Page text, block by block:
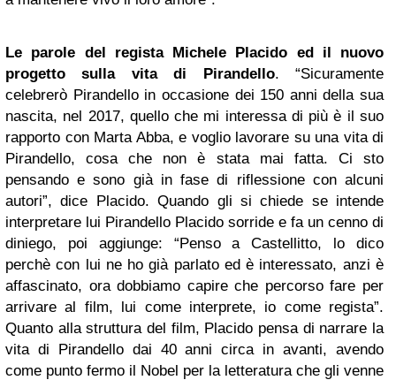
Le parole del regista Michele Placido ed il nuovo
progetto sulla vita di Pirandello. “Sicuramente
celebrerò Pirandello in occasione dei 150 anni della sua
nascita, nel 2017, quello che mi interessa di più è il suo
rapporto con Marta Abba, e voglio lavorare su una vita di
Pirandello, cosa che non è stata mai fatta. Ci sto
pensando e sono già in fase di riflessione con alcuni
autori”, dice Placido. Quando gli si chiede se intende
interpretare lui Pirandello Placido sorride e fa un cenno di
diniego, poi aggiunge: “Penso a Castellitto, lo dico
perchè con lui ne ho già parlato ed è interessato, anzi è
affascinato, ora dobbiamo capire che percorso fare per
arrivare al film, lui come interprete, io come regista”.
Quanto alla struttura del film, Placido pensa di narrare la
vita di Pirandello dai 40 anni circa in avanti, avendo
come punto fermo il Nobel per la letteratura che gli venne